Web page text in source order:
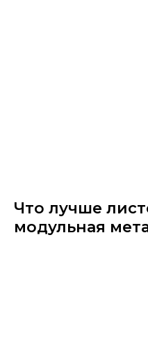
Что лучше
модульная